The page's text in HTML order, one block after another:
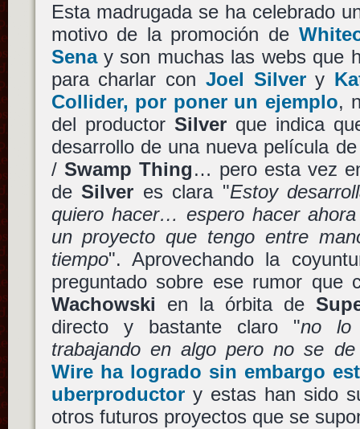
Esta madrugada se ha celebrado
motivo de la promoción de
Senay son muchas las webs que
para charlar con Joel Silvery
Collider, por poner un ejemplo,
del productor Silverque indica
desarrollo de una nueva película
/ Swamp Thing… pero esta vez
deSilver es clara "Estoy
quiero hacer… espero hacer
un proyecto que tengo entre
tiempo". Aprovechando la
preguntado sobre ese rumor que
Wachowski en la órbita de
directo y bastante claro "no lo
trabajando en algo pero no se
Wire ha logrado sin embargo
uberproductory estas han sido
otros futuros proyectos que se